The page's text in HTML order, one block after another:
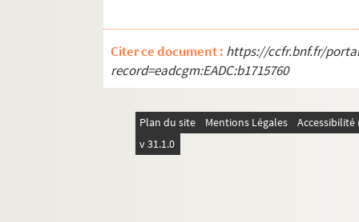
Citer ce document : https://ccfr.bnf.fr/
record=eadcgm:EADC:b1715760
Plan du site Mentions Légales
v 31.1.0